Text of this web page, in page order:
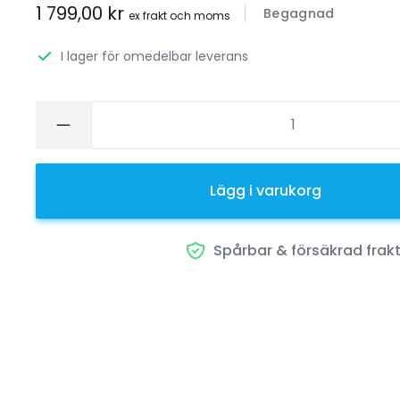
1 799,00 kr ex frakt och moms Begagnad
I lager för omedelbar leverans
Lägg i varukorg
Spårbar & försäkrad frakt